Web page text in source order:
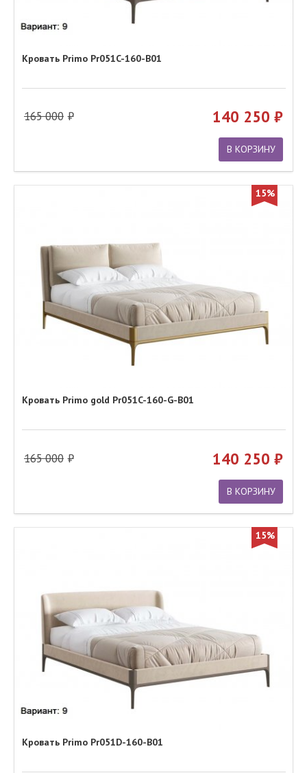
Кровать Primo Pr051C-160-B01
165 000 140 250
В КОРЗИНУ
15%
Кровать Primo gold Pr051C-160-G-B01
165 000 140 250
В КОРЗИНУ
15%
Кровать Primo Pr051D-160-B01